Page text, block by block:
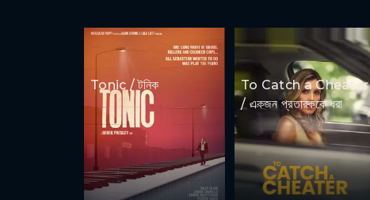
Tonic / টনিক
To Catch a Cheater
/ একজন প্রতারককে ধরা